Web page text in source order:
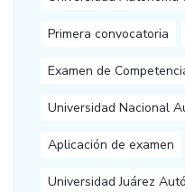
Primera convocatoria
Examen de
Universidad Nacional
Aplicación de examen
Universidad Juárez